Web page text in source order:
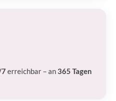
7erreichbar – an365 Tagen